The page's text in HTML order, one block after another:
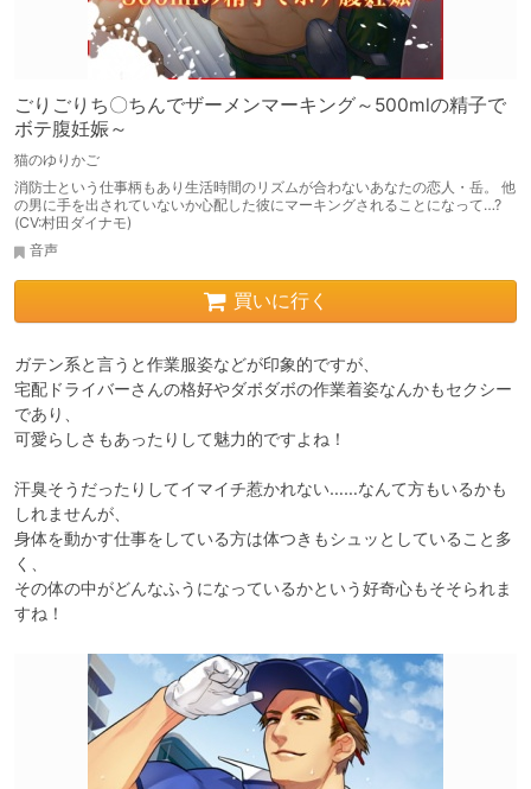
ごりごりち〇ちんでザーメンマーキング～500mlの精子で
ボテ腹妊娠～
猫のゆりかご
消防士という仕事柄もあり生活時間のリズムが合わないあなたの恋人・岳。 他
の男に手を出されていないか心配した彼にマーキングされることになって…?
(CV:村田ダイナモ)
音声
買いに行く
ガテン系と言うと作業服姿などが印象的ですが、
宅配ドライバーさんの格好やダボダボの作業着姿なんかもセクシー
であり、
可愛らしさもあったりして魅力的ですよね！
汗臭そうだったりしてイマイチ惹かれない……なんて方もいるかも
しれませんが、
身体を動かす仕事をしている方は体つきもシュッとしていること多
く、
その体の中がどんなふうになっているかという好奇心もそそられま
すね！